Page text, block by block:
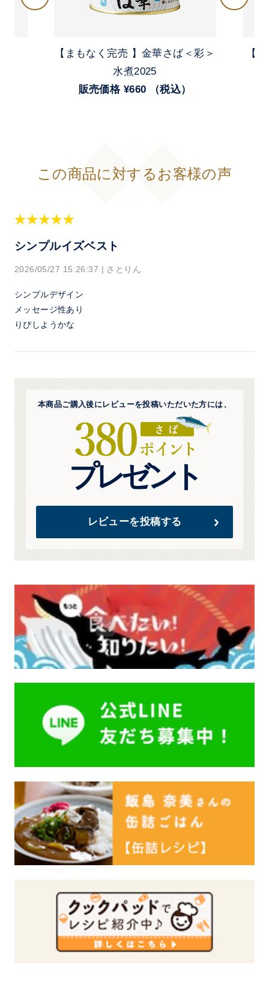
【まもなく完売 】金華さば＜彩＞
水煮2025
販売価格 ¥660 （税込）
【
この商品に対するお客様の声
シンプルイズベスト
2026/05/27 15:26:37 | さとりん
シンプルデザイン
メッセージ性あり
りぴしようかな
本商品ご購入後にレビューを投稿いただいた方には、
プレゼント
レビューを投稿する